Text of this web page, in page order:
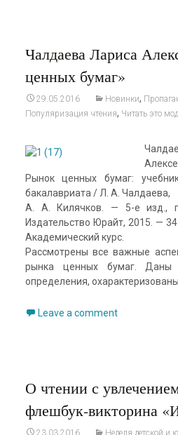
Чалдаева Лариса
ценных бумаг»
29.05.2016 Новинки,
Популяризация чтения, Читать это
Рынок ценных бумаг:
бакалавриата / Л. А. Чалдаева,
А. А. Килячков. — 5-е изд.,
Издательство Юрайт, 2015. —
Академический курс.
Рассмотрены все важные
рынка ценных бумаг. Даны
определения, охарактеризованы
Leave a comment
О чтении с
флешбук-викторина
23.03.2016 Неделя детской и